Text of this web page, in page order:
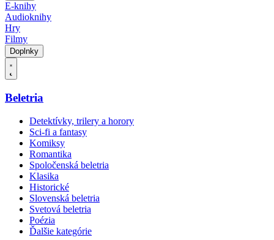
E-knihy
Audioknihy
Hry
Filmy
Doplnky
Beletria
Detektívky, trilery a horory
Sci-fi a fantasy
Komiksy
Romantika
Spoločenská beletria
Klasika
Historické
Slovenská beletria
Svetová beletria
Poézia
Ďalšie kategórie